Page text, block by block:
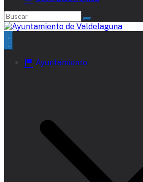
Ayuntamiento